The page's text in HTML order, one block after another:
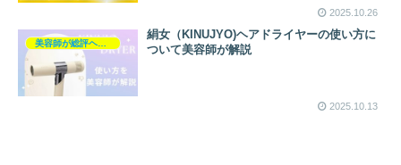
2025.10.26
絹女（KINUJYO)ヘアドライヤーの使い方に
ついて美容師が解説
2025.10.13